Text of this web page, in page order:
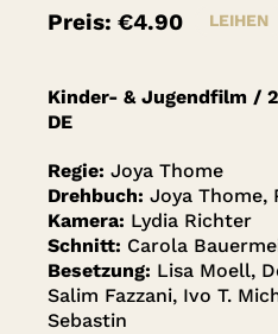
Preis: €4.90 LEIHEN
Kinder- & Jugendfilm /
DE
Regie: Joya Thome
Drehbuch: Joya Thome,
Kamera: Lydia Richter
Schnitt: Carola
Besetzung: Lisa Moell,
Salim Fazzani, Ivo T.
Sebastin